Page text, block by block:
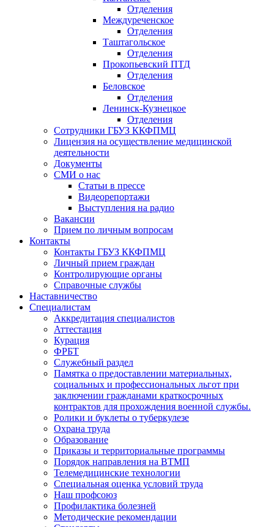
Отделения
Междуреченское
Отделения
Таштагольское
Отделения
Прокопьевский ПТД
Отделения
Беловское
Отделения
Ленинск-Кузнецкое
Отделения
Сотрудники ГБУЗ ККФПМЦ
Лицензия на осуществление медицинской
деятельности
Документы
СМИ о нас
Статьи в прессе
Видеорепортажи
Выступления на радио
Вакансии
Прием по личным вопросам
Контакты
Контакты ГБУЗ ККФПМЦ
Личный прием граждан
Контролирующие органы
Справочные службы
Наставничество
Специалистам
Аккредитация специалистов
Аттестация
Курация
ФРБТ
Служебный раздел
Памятка о предоставлении материальных,
социальных и профессиональных льгот при
заключении гражданами краткосрочных
контрактов для прохождения военной службы.
Ролики и буклеты о туберкулезе
Охрана труда
Образование
Приказы и территориальные программы
Порядок направления на ВТМП
Телемедицинские технологии
Специальная оценка условий труда
Наш профсоюз
Профилактика болезней
Методические рекомендации